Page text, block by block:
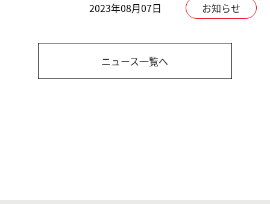
2023年08月07日 お知らせ
ニュース一覧へ